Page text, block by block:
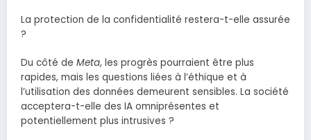
La protection de la confidentialité restera-t-elle assurée
?
Du côté de Meta, les progrès pourraient être plus
rapides, mais les questions liées à l’éthique et à
l’utilisation des données demeurent sensibles. La société
acceptera-t-elle des IA omniprésentes et
potentiellement plus intrusives ?